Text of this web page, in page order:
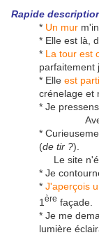
Rapide
* Un mur
* Elle est là,
* La tour est
parfaitement
* Elle est
crénelage et
* Je
*
(de tir ?).
Le site
* Je
* J'aperçois
1 ère façade.
* Je me
lumière